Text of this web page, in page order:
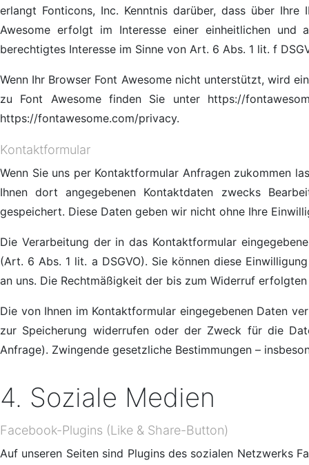
erlangt Fonticons, Inc. Kenntnis darüber, dass über
Awesome erfolgt im Interesse einer einheitlichen und
berechtigtes Interesse im Sinne von Art. 6 Abs. 1 lit. f
Wenn Ihr Browser Font Awesome nicht unterstützt, wird
zu Font Awesome finden Sie unter https://
https://fontawesome.com/privacy.
Kontaktformular
Wenn Sie uns per Kontaktformular Anfragen zukommen
Ihnen dort angegebenen Kontaktdaten zwecks
gespeichert. Diese Daten geben wir nicht ohne Ihre
Die Verarbeitung der in das Kontaktformular
(Art. 6 Abs. 1 lit. a DSGVO). Sie können diese
an uns. Die Rechtmäßigkeit der bis zum Widerruf
Die von Ihnen im Kontaktformular eingegebenen Daten
zur Speicherung widerrufen oder der Zweck für die
Anfrage). Zwingende gesetzliche Bestimmungen –
4. Soziale Medien
Facebook-Plugins (Like & Share-Button)
Auf unseren Seiten sind Plugins des sozialen Netzwerks